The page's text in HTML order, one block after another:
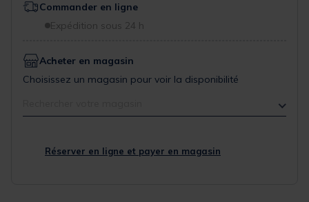
Commander en ligne
Expédition sous 24 h
Acheter en magasin
Choisissez un magasin pour voir la disponibilité
Réserver en ligne et payer en magasin